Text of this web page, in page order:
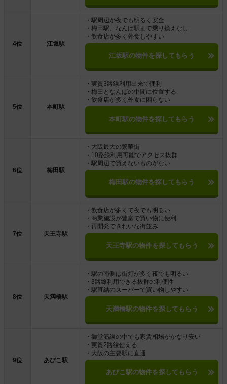
4位 江坂駅
・駅周辺が夜でも明るく安全
・梅田駅、なんば駅まで乗り換えなし
・飲食店が多く外食しやすい
江坂駅の物件を探してもらう
5位 本町駅
・実質3路線利用出来て便利
・梅田となんばの中間に位置する
・飲食店が多く外食に困らない
本町駅の物件を探してもらう
6位 梅田駅
・大阪最大の繁華街
・10路線利用可能でアクセス抜群
・駅周辺で買えないものがない
梅田駅の物件を探してもらう
7位 天王寺駅
・飲食店が多くて夜でも明るい
・商業施設が豊富で買い物に便利
・再開発できれいな街並み
天王寺駅の物件を探してもらう
8位 天満橋駅
・駅の南側は街灯が多く夜でも明るい
・3路線利用できる抜群の利便性
・駅直結のスーパーで買い物しやすい
天満橋駅の物件を探してもらう
9位 あびこ駅
・御堂筋線の中でも家賃相場がかなり安い
・実質2路線使える
・大阪の主要駅に直通
あびこ駅の物件を探してもらう